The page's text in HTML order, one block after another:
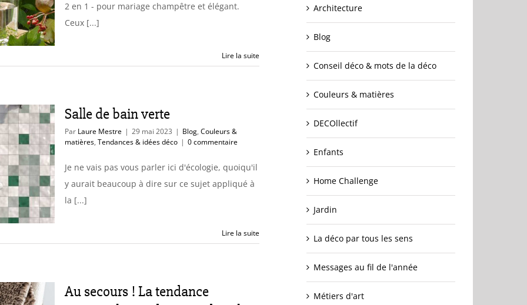
2 en 1 - pour mariage champêtre et élégant.
Ceux [...]
Lire la suite
Salle de bain verte
Par Laure Mestre | 29 mai 2023 | Blog, Couleurs &
matières, Tendances & idées déco | 0 commentaire
Je ne vais pas vous parler ici d'écologie, quoiqu'il
y aurait beaucoup à dire sur ce sujet appliqué à
la [...]
Lire la suite
Au secours ! La tendance
Architecture
Blog
Conseil déco & mots de la déco
Couleurs & matières
DECOllectif
Enfants
Home Challenge
Jardin
La déco par tous les sens
Messages au fil de l'année
Métiers d'art